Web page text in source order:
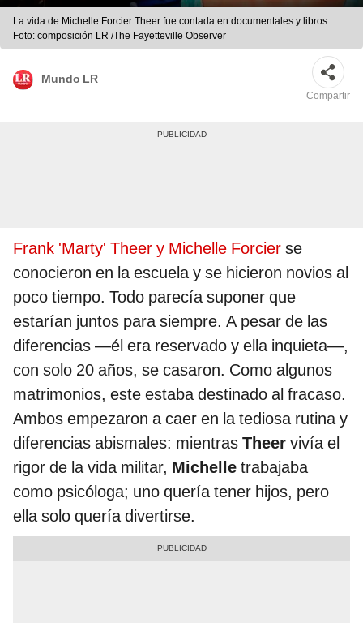
La vida de Michelle Forcier Theer fue contada en documentales y libros.
Foto: composición LR /The Fayetteville Observer
Mundo LR
Compartir
Frank 'Marty' Theer y Michelle Forcier se
conocieron en la escuela y se hicieron novios al
poco tiempo. Todo parecía suponer que
estarían juntos para siempre. A pesar de las
diferencias —él era reservado y ella inquieta—,
con solo 20 años, se casaron. Como algunos
matrimonios, este estaba destinado al fracaso.
Ambos empezaron a caer en la tediosa rutina y
diferencias abismales: mientras Theer vivía el
rigor de la vida militar, Michelle trabajaba
como psicóloga; uno quería tener hijos, pero
ella solo quería divertirse.